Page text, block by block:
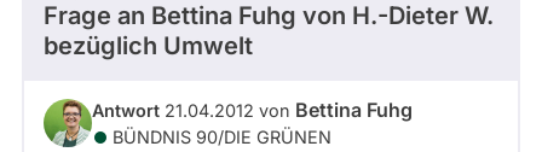
Frage an Bettina Fuhg von H.-Dieter W.
bezüglich Umwelt
Antwort 21.04.2012 von Bettina Fuhg
BÜNDNIS 90/­DIE GRÜNEN